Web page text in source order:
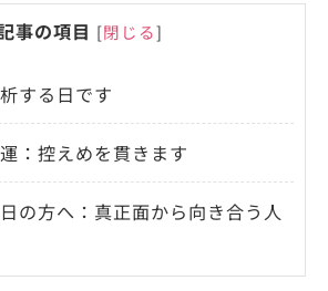
事の項目 [閉じる]
する日です
：控えめを貫きます
の方へ：真正面から向き合う人